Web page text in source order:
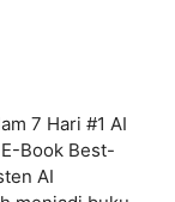
7 Hari #1 AI
Book Best-
AI